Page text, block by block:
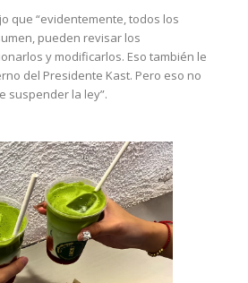
que “evidentemente, todos los
pueden revisar los
y modificarlos. Eso también le
del Presidente Kast. Pero eso no
suspender la ley”.